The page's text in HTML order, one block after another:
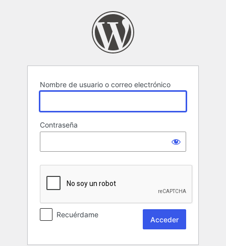
Nombre de usuario o correo electrónico
Contraseña
Recuérdame